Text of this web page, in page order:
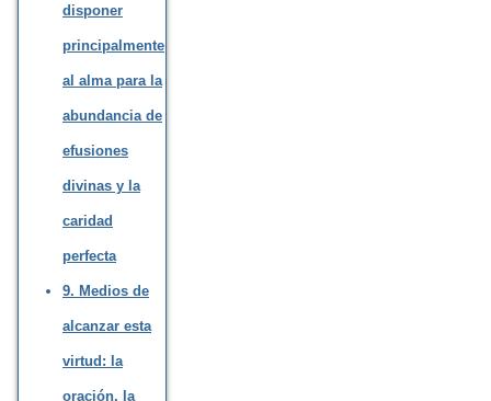
disponer
principalmente
al alma para la
abundancia de
efusiones
divinas y la
caridad
perfecta
9. Medios de
alcanzar esta
virtud: la
oración, la